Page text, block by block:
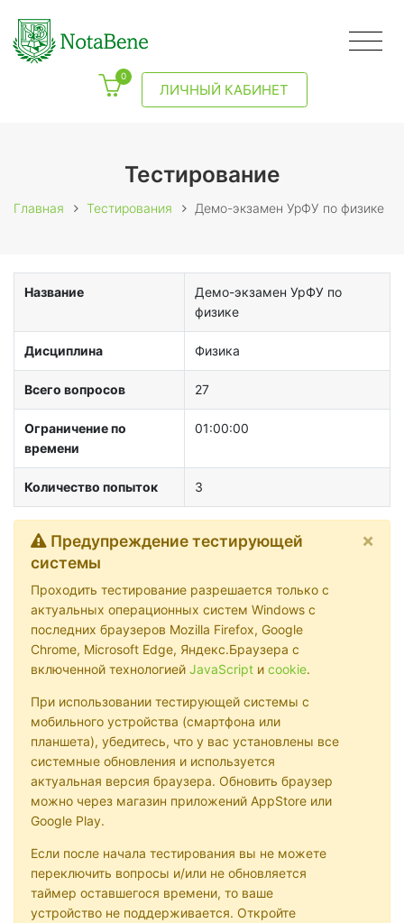
0
ЛИЧНЫЙ КАБИНЕТ
Тестирование
Главная Тестирования Демо-экзамен УрФУ по физике
Название
Демо-экзамен УрФУ по
физике
Дисциплина Физика
Всего вопросов 27
Ограничение по
времени
01:00:00
Количество попыток 3
×
Предупреждение тестирующей
системы
Проходить тестирование разрешается только с
актуальных операционных систем Windows с
последних браузеров Mozilla Firefox, Google
Chrome, Microsoft Edge, Яндекс.Браузера с
включенной технологией JavaScriptи cookie.
При использовании тестирующей системы с
мобильного устройства (смартфона или
планшета), убедитесь, что у вас установлены все
системные обновления и используется
актуальная версия браузера. Обновить браузер
можно через магазин приложений AppStore или
Google Play.
Если после начала тестирования вы не можете
переключить вопросы и/или не обновляется
таймер оставшегося времени, то ваше
устройство не поддерживается. Откройте